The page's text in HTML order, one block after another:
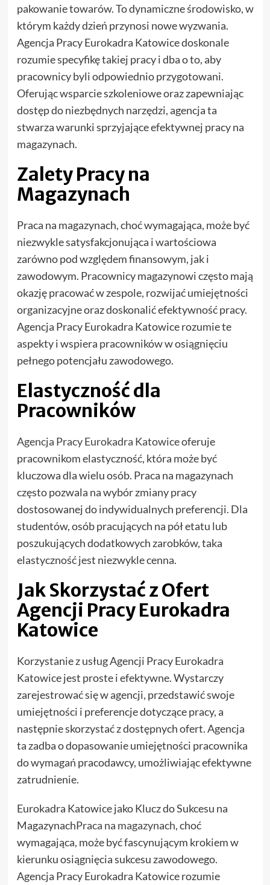
pakowanie towarów. To dynamiczne środowisko, w
którym każdy dzień przynosi nowe wyzwania.
Agencja Pracy Eurokadra Katowice doskonale
rozumie specyfikę takiej pracy i dba o to, aby
pracownicy byli odpowiednio przygotowani.
Oferując wsparcie szkoleniowe oraz zapewniając
dostęp do niezbędnych narzędzi, agencja ta
stwarza warunki sprzyjające efektywnej pracy na
magazynach.
Zalety Pracy na
Magazynach
Praca na magazynach, choć wymagająca, może być
niezwykle satysfakcjonująca i wartościowa
zarówno pod względem finansowym, jak i
zawodowym. Pracownicy magazynowi często mają
okazję pracować w zespole, rozwijać umiejętności
organizacyjne oraz doskonalić efektywność pracy.
Agencja Pracy Eurokadra Katowice rozumie te
aspekty i wspiera pracowników w osiągnięciu
pełnego potencjału zawodowego.
Elastyczność dla
Pracowników
Agencja Pracy Eurokadra Katowiceoferuje
pracownikom elastyczność, która może być
kluczowa dla wielu osób. Praca na magazynach
często pozwala na wybór zmiany pracy
dostosowanej do indywidualnych preferencji. Dla
studentów, osób pracujących na pół etatu lub
poszukujących dodatkowych zarobków, taka
elastyczność jest niezwykle cenna.
Jak Skorzystać z Ofert
Agencji Pracy Eurokadra
Katowice
Korzystanie z usług Agencji Pracy Eurokadra
Katowice jest proste i efektywne. Wystarczy
zarejestrować się w agencji, przedstawić swoje
umiejętności i preferencje dotyczące pracy, a
następnie skorzystać z dostępnych ofert. Agencja
ta zadba o dopasowanie umiejętności pracownika
do wymagań pracodawcy, umożliwiając efektywne
zatrudnienie.
Eurokadra Katowice jako Klucz do Sukcesu na
MagazynachPraca na magazynach, choć
wymagająca, może być fascynującym krokiem w
kierunku osiągnięcia sukcesu zawodowego.
Agencja Pracy Eurokadra Katowice rozumie